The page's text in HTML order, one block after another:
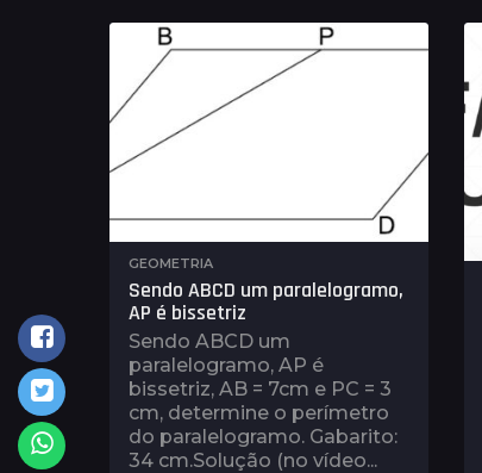
GEOMETRIA
Sendo ABCD um paralelogramo,
AP é bissetriz
Sendo ABCD um
paralelogramo, AP é
bissetriz, AB = 7cm e PC = 3
cm, determine o perímetro
do paralelogramo. Gabarito:
34 cm.Solução (no vídeo...